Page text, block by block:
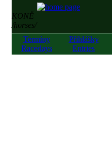
KONĚ
/horses/
Termíny
Racedays
Přihlášky
Entries